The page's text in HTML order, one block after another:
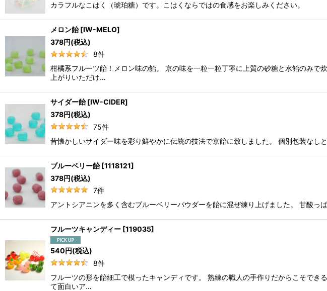
カラフルなこはく（琥珀糖）です。こはくならではの食感をお楽しみください。
メロン飴 [IW-MELO]
378円(税込)
8件
柑橘系フルーツ飴！メロン味の飴。 京の味を一粒一粒丁寧に上質の砂糖と水飴のみ
上がりいただけ…
サイダー飴 [IW-CIDER]
378円(税込)
75件
昔懐かしいサイダー味を彩り鮮やかに伝統の技法で京飴に致しました。 個別包装な
ブルーベリー飴 [1118121]
378円(税込)
7件
アントシアニンを多く含むブルーベリーパウダーを飴に混ぜ練り上げました。 甘酸っ
フルーツキャンディー [119035]
540円(税込)
8件
フルーツの形を飴細工で模ったキャンディです。 熟練の職人の手作りだからこそでき
て面白いア…